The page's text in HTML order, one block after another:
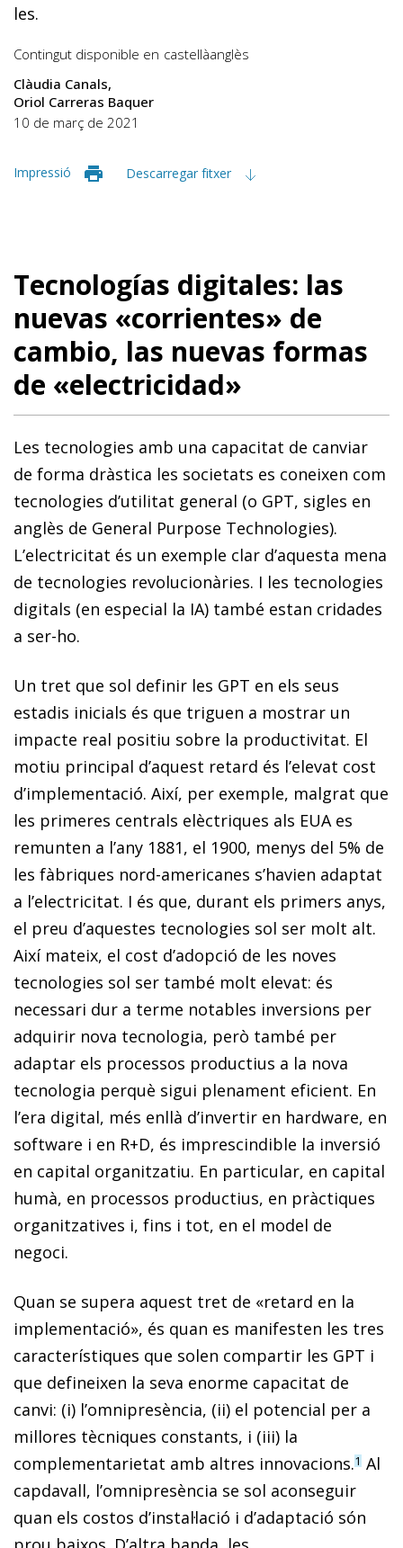
les.
Contingut disponible en castellàanglès
Clàudia Canals
Oriol Carreras Baquer
10 de març de 2021
Impressió Descarregar fitxer
Tecnologías digitales: las
nuevas «corrientes» de
cambio, las nuevas formas
de «electricidad»
Les tecnologies amb una capacitat de canviar
de forma dràstica les societats es coneixen com
tecnologies d’utilitat general (o GPT, sigles en
anglès de General Purpose Technologies).
L’electricitat és un exemple clar d’aquesta mena
de tecnologies revolucionàries. I les tecnologies
digitals (en especial la IA) també estan cridades
a ser-ho.
Un tret que sol definir les GPT en els seus
estadis inicials és que triguen a mostrar un
impacte real positiu sobre la productivitat. El
motiu principal d’aquest retard és l’elevat cost
d’implementació. Així, per exemple, malgrat que
les primeres centrals elèctriques als EUA es
remunten a l’any 1881, el 1900, menys del 5% de
les fàbriques nord-americanes s’havien adaptat
a l’electricitat. I és que, durant els primers anys,
el preu d’aquestes tecnologies sol ser molt alt.
Així mateix, el cost d’adopció de les noves
tecnologies sol ser també molt elevat: és
necessari dur a terme notables inversions per
adquirir nova tecnologia, però també per
adaptar els processos productius a la nova
tecnologia perquè sigui plenament eficient. En
l’era digital, més enllà d’invertir en hardware, en
software i en R+D, és imprescindible la inversió
en capital organitzatiu. En particular, en capital
humà, en processos productius, en pràctiques
organitzatives i, fins i tot, en el model de
negoci.
Quan se supera aquest tret de «retard en la
implementació», és quan es manifesten les tres
característiques que solen compartir les GPT i
que defineixen la seva enorme capacitat de
canvi: (i) l’omnipresència, (ii) el potencial per a
millores tècniques constants, i (iii) la
complementarietat amb altres innovacions.1 Al
capdavall, l’omnipresència se sol aconseguir
quan els costos d’instal·lació i d’adaptació són